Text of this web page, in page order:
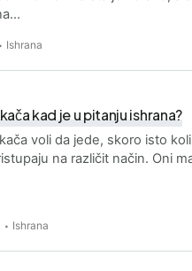
Ishrana
kad je u pitanju ishrana?
voli da jede, skoro isto
na različit način. Oni
Ishrana